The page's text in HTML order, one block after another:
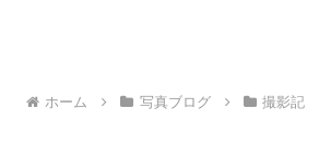
ホーム 写真ブログ 撮影記